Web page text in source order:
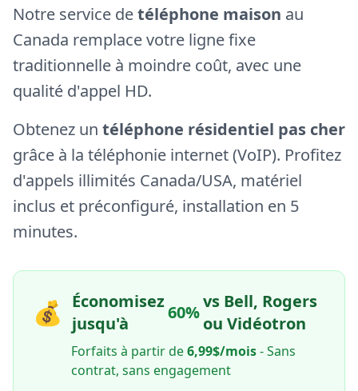
Notre service detéléphone maison au
Canada remplace votre ligne fixe
traditionnelle à moindre coût, avec une
qualité d'appel HD.
Obtenez un téléphone résidentiel pas cher
grâce à la téléphonie internet (VoIP). Profitez
d'appels illimités Canada/USA, matériel
inclus et préconfiguré, installation en 5
minutes.
💰 Économisez
jusqu'à
60%
vs Bell, Rogers
ou Vidéotron
Forfaits à partir de6,99$/mois- Sans
contrat, sans engagement